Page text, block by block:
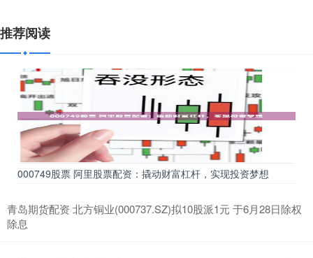
推荐阅读
000749股票 阿里股票配资：撬动财富杠杆，实现投资梦想
青岛期货配资 北方铜业(000737.SZ)拟10股派1元 于6月28日除权
除息